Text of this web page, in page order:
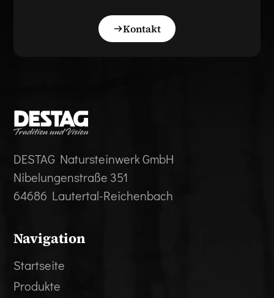
Kontakt
DESTAG Natursteinwerk GmbH
Nibelungenstraße 351
64686 Lautertal-Reichenbach
Navigation
Startseite
Produkte